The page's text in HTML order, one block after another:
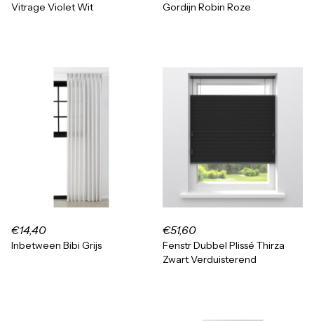
Vitrage Violet Wit Gordijn Robin Roze
€14,40
Inbetween Bibi Grijs
€51,60
Fenstr Dubbel Plissé Thirza
Zwart Verduisterend